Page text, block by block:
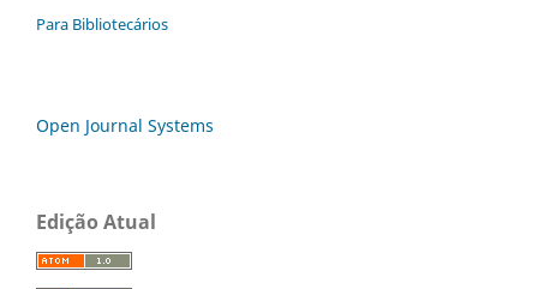
Para Bibliotecários
Open Journal Systems
Edição Atual